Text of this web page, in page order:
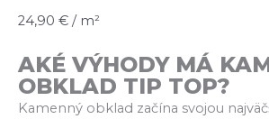
24,90 € / m²
AKÉ VÝHODY MÁ
OBKLAD TIP TOP?
Kamenný obklad začína svojou